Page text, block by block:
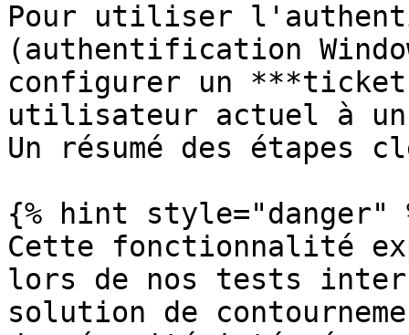
Pour utiliser
(authentification
configurer un
utilisateur actuel à un
Un résumé des étapes
{% hint style="danger"
Cette fonctionnalité
lors de nos tests
solution de